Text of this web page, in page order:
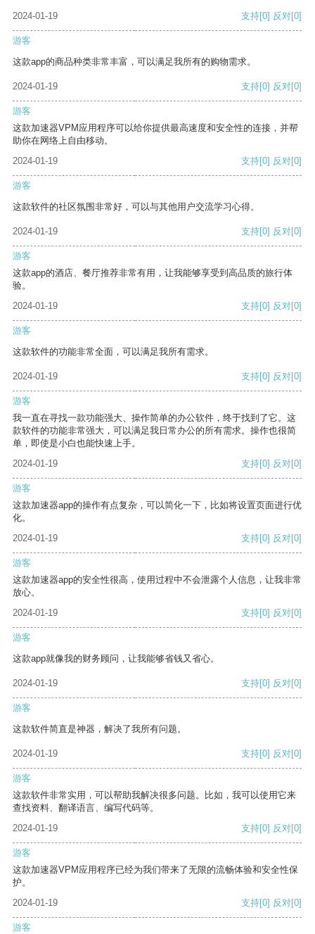
2024-01-19 支持[0] 反对[0]
游客
这款app的商品种类非常丰富，可以满足我所有的购物需求。
2024-01-19 支持[0] 反对[0]
游客
这款加速器VPM应用程序可以给你提供最高速度和安全性的连接，并帮
助你在网络上自由移动。
2024-01-19
支持[0] 反对[0]
游客
这款软件的社区氛围非常好，可以与其他用户交流学习心得。
2024-01-19 支持[0] 反对[0]
游客
这款app的酒店、餐厅推荐非常有用，让我能够享受到高品质的旅行体
验。
2024-01-19
支持[0] 反对[0]
游客
这款软件的功能非常全面，可以满足我所有需求。
2024-01-19 支持[0] 反对[0]
游客
我一直在寻找一款功能强大、操作简单的办公软件，终于找到了它。这
款软件的功能非常强大，可以满足我日常办公的所有需求。操作也很简
单，即使是小白也能快速上手。
2024-01-19
支持[0] 反对[0]
游客
这款加速器app的操作有点复杂，可以简化一下，比如将设置页面进行优
化。
2024-01-19
支持[0] 反对[0]
游客
这款加速器app的安全性很高，使用过程中不会泄露个人信息，让我非常
放心。
2024-01-19
支持[0] 反对[0]
游客
这款app就像我的财务顾问，让我能够省钱又省心。
2024-01-19 支持[0] 反对[0]
游客
这款软件简直是神器，解决了我所有问题。
2024-01-19 支持[0] 反对[0]
游客
这款软件非常实用，可以帮助我解决很多问题。比如，我可以使用它来
查找资料、翻译语言、编写代码等。
2024-01-19
支持[0] 反对[0]
游客
这款加速器VPM应用程序已经为我们带来了无限的流畅体验和安全性保
护。
2024-01-19
支持[0] 反对[0]
游客